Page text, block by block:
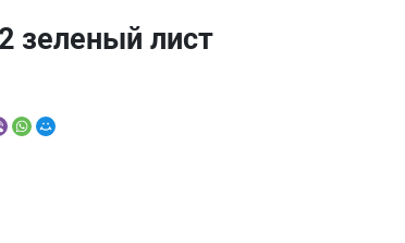
зеленый лист